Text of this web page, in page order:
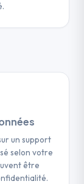
un support
selon votre
être